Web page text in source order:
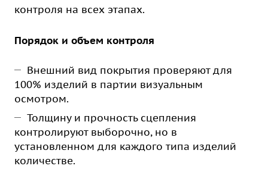
контроля на всех этапах.
Порядок и объем контроля
Внешний вид покрытия проверяют для
100% изделий в партии визуальным
осмотром.
Толщину и прочность сцепления
контролируют выборочно, но в
установленном для каждого типа изделий
количестве.